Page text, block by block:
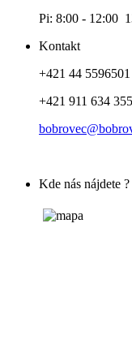
Pi: 8:00 - 12:00
Kontakt
+421 44 5596501
+421 911 634 355
Kde nás nájdete ?